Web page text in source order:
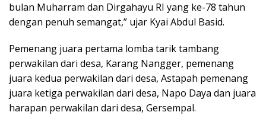
bulan Muharram dan Dirgahayu RI yang ke-78 tahun
dengan penuh semangat,” ujar Kyai Abdul Basid.
Pemenang juara pertama lomba tarik tambang
perwakilan dari desa, Karang Nangger, pemenang
juara kedua perwakilan dari desa, Astapah pemenang
juara ketiga perwakilan dari desa, Napo Daya dan juara
harapan perwakilan dari desa, Gersempal.